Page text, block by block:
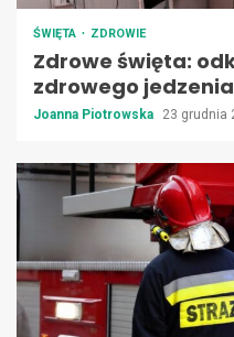
ŚWIĘTA ZDROWIE
Zdrowe święta:
zdrowego
Joanna Piotrowska 23 grudnia